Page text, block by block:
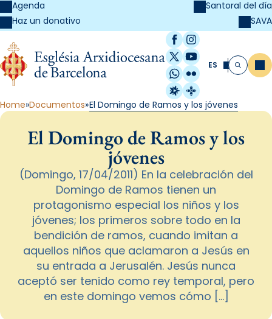
Agenda
Haz un donativo
Santoral del día
SAVA
Facebook
Instagram
X / Twitter
YouTube
WhatsApp
Flickr
Radio Estel
Catalunya
ES Buscar
Home Documentos El Domingo de Ramos y los jóvenes
El Domingo de Ramos y los
jóvenes
(Domingo, 17/04/2011) En la celebración del
Domingo de Ramos tienen un
protagonismo especial los niños y los
jóvenes; los primeros sobre todo en la
bendición de ramos, cuando imitan a
aquellos niños que aclamaron a Jesús en
su entrada a Jerusalén. Jesús nunca
aceptó ser tenido como rey temporal, pero
en este domingo vemos cómo […]